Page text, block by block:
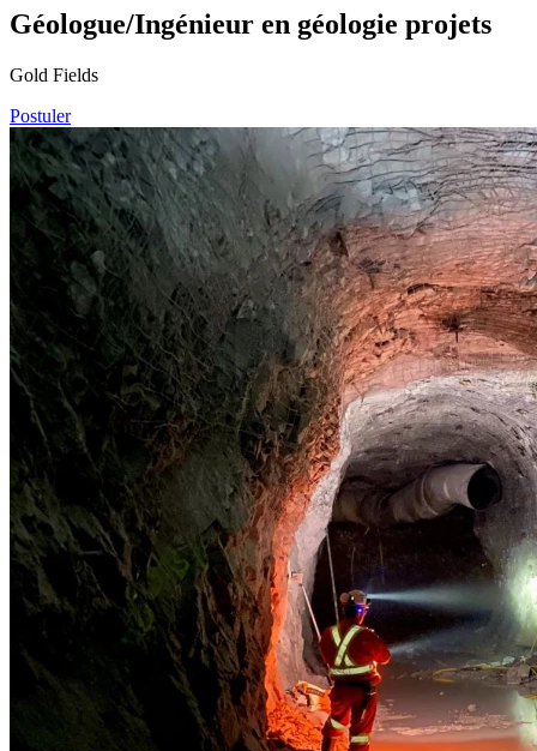
Géologue/Ingénieur en géologie projets
Gold Fields
Postuler